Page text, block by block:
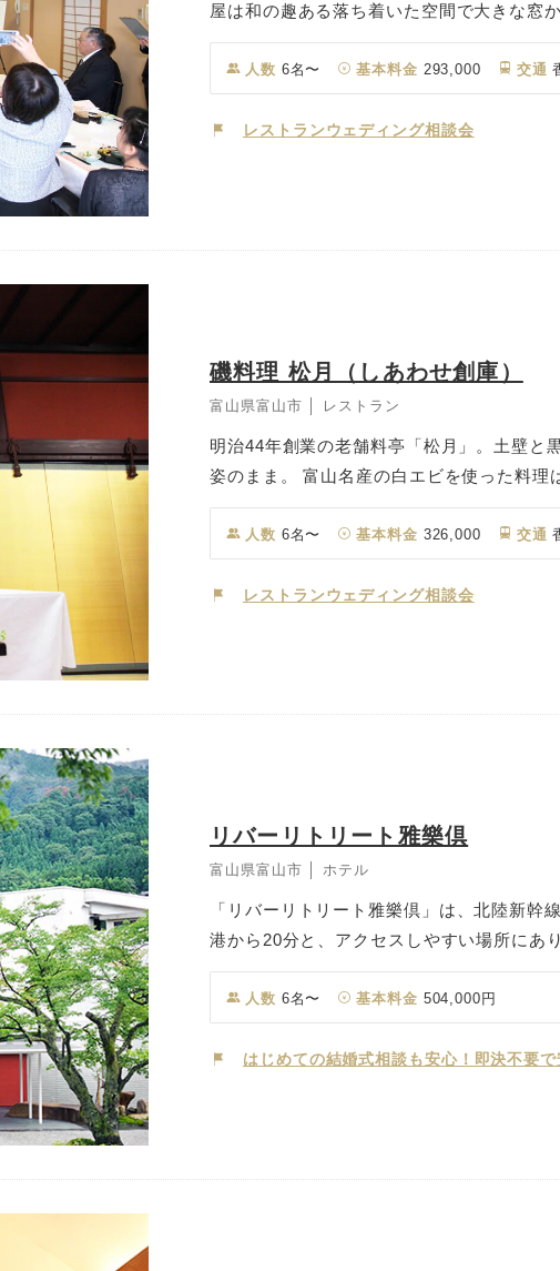
屋は和の趣ある落ち着いた空間で大きな窓
流れを望むことができ、2015年3月14日開
ます。 お料理の素材には拘っており、豆乳
は創業元禄2年の｢半兵衛麩」から取り寄せ
最高等級A5ランクの国産黒毛和牛のみを使
人数 6名〜 基本料金 293,000 交通
レストランウェディング相談会
磯料理 松月（しあわせ創庫）
富山県富山市 │ レストラン
明治44年創業の老舗料亭「松月」。土壁と
姿のまま。 富山名産の白エビを使った料理
絶えないほどの自慢の品々。 富山市内から
ときの中で大切な方々と旬の料理に舌鼓を
なしの時間をゲストの皆さまと一緒にお過
人数 6名〜 基本料金 326,000 交通
レストランウェディング相談会
リバーリトリート雅樂倶
富山県富山市 │ ホテル
「リバーリトリート雅樂倶」は、北陸新幹
港から20分と、アクセスしやすい場所にあ
と言っても自然との融合をテーマとした気
きな絵画のように美しい景観を楽しみなが
うな空間でゲストの皆様とゆったりとした
ィを。
人数 6名〜 基本料金 504,000円
はじめての結婚式相談も安心！即決不要